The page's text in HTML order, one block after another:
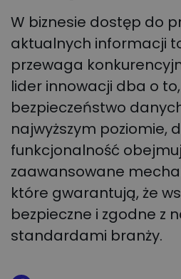
W biznesie dostęp do
aktualnych informacji
przewaga
lider innowacji dba o
bezpieczeństwo
najwyższym poziomie,
funkcjonalność
zaawansowane
które gwarantują, że
bezpieczne i zgodne z
standardami branży.